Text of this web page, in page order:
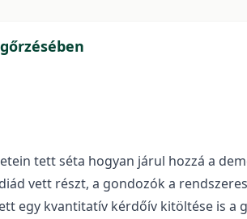
tett séta hogyan járul hozzá a
vett részt, a gondozók a
egy kvantitatív kérdőív kitöltése is a